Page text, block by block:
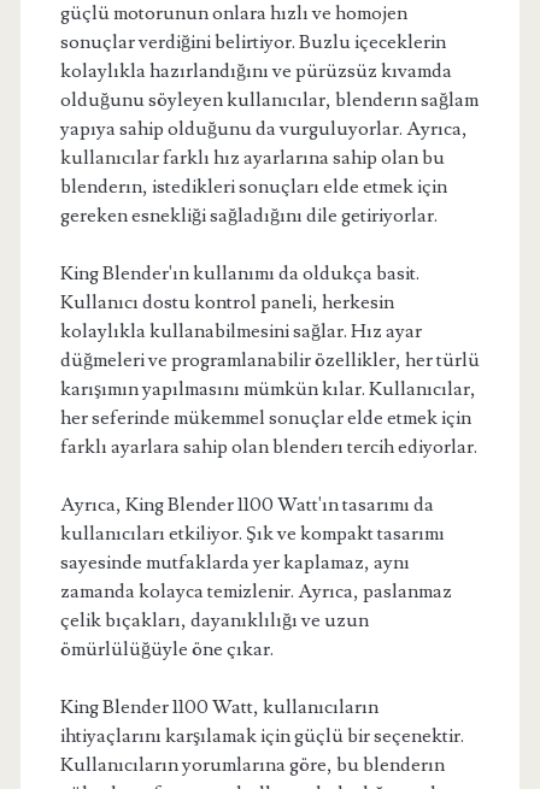
güçlü motorunun onlara hızlı ve homojen
sonuçlar verdiğini belirtiyor. Buzlu içeceklerin
kolaylıkla hazırlandığını ve pürüzsüz kıvamda
olduğunu söyleyen kullanıcılar, blenderın sağlam
yapıya sahip olduğunu da vurguluyorlar. Ayrıca,
kullanıcılar farklı hız ayarlarına sahip olan bu
blenderın, istedikleri sonuçları elde etmek için
gereken esnekliği sağladığını dile getiriyorlar.
King Blender'ın kullanımı da oldukça basit.
Kullanıcı dostu kontrol paneli, herkesin
kolaylıkla kullanabilmesini sağlar. Hız ayar
düğmeleri ve programlanabilir özellikler, her türlü
karışımın yapılmasını mümkün kılar. Kullanıcılar,
her seferinde mükemmel sonuçlar elde etmek için
farklı ayarlara sahip olan blenderı tercih ediyorlar.
Ayrıca, King Blender 1100 Watt'ın tasarımı da
kullanıcıları etkiliyor. Şık ve kompakt tasarımı
sayesinde mutfaklarda yer kaplamaz, aynı
zamanda kolayca temizlenir. Ayrıca, paslanmaz
çelik bıçakları, dayanıklılığı ve uzun
ömürlülüğüyle öne çıkar.
King Blender 1100 Watt, kullanıcıların
ihtiyaçlarını karşılamak için güçlü bir seçenektir.
Kullanıcıların yorumlarına göre, bu blenderın